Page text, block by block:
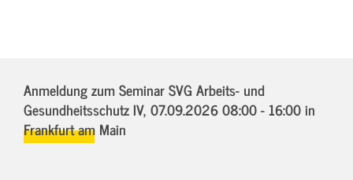
Anmeldung zum Seminar SVG Arbeits- und
Gesundheitsschutz IV, 07.09.2026 08:00 - 16:00in
Frankfurt am Main